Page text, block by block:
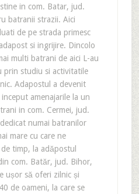
in com. Batar, jud.
batranii strazii. Aici
de pe strada primesc
si ingrijire. Dincolo
multi batrani de aici L-au
prin studiu si activitatile
Adapostul a devenit
amenajarile la un
in com. Cermei, jud.
numai batranilor
mare cu care ne
timp, la adăpostul
com. Batăr, jud. Bihor,
ușor să oferi zilnic și
de oameni, la care se